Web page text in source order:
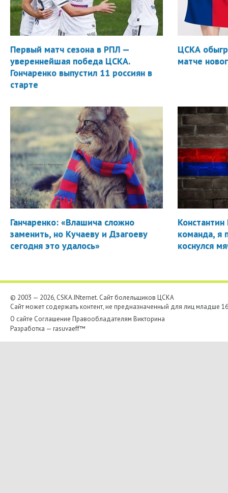
Первый матч сезона в РПЛ —
увереннейшая победа ЦСКА.
Гончаренко выпустил 11 россиян в
старте
ЦСКА
матче
Ганчаренко: «Влашича сложно
заменить, но Кучаеву и Дзагоеву
сегодня это удалось»
Константин
команда, я
коснулся
© 2003 — 2026, CSKA.INternet. Cайт болельщиков ЦСКА
Сайт может содержать контент, не предназначенный для лиц младше
О сайте Соглашение Правообладателям Викторина
Разработка — rasuvaeff™